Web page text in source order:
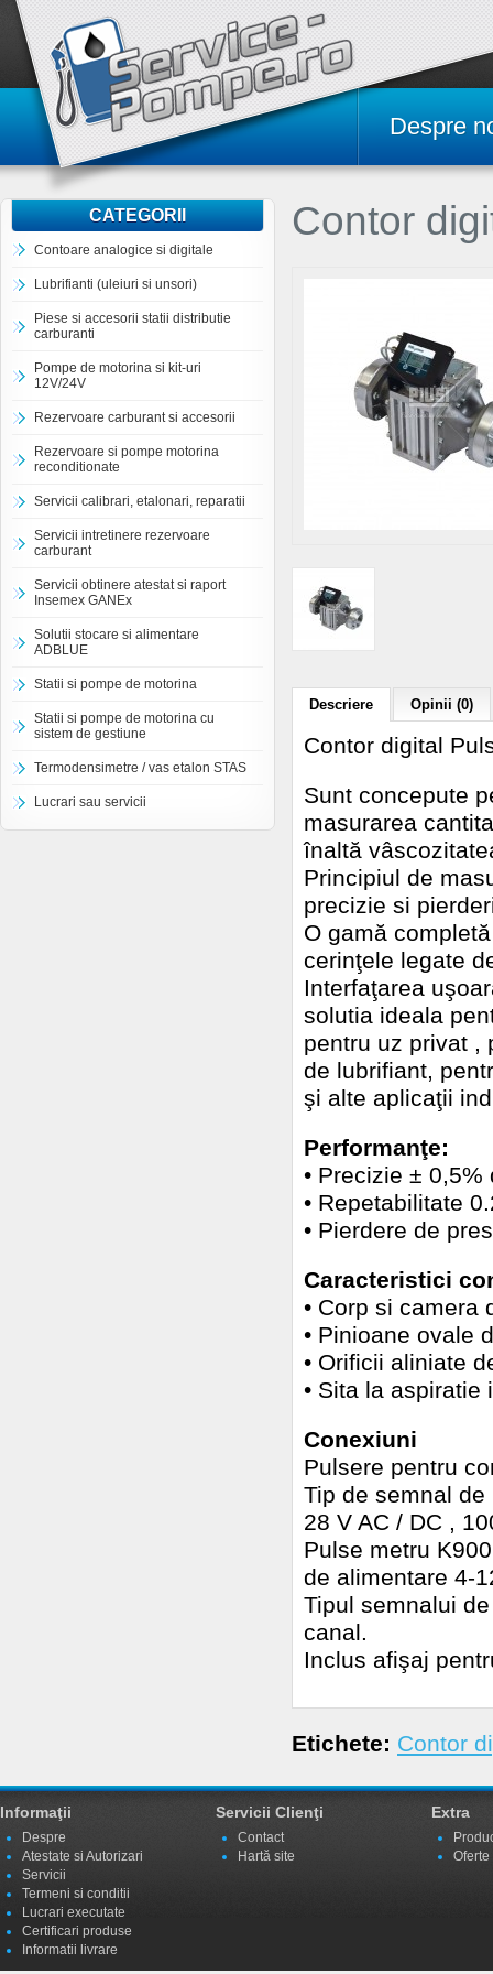
Despre
CATEGORII
Contoare analogice si digitale
Lubrifianti (uleiuri si unsori)
Piese si accesorii statii distributie
carburanti
Pompe de motorina si kit-uri
12V/24V
Rezervoare carburant si accesorii
Rezervoare si pompe motorina
reconditionate
Servicii calibrari, etalonari, reparatii
Servicii intretinere rezervoare
carburant
Servicii obtinere atestat si raport
Insemex GANEx
Solutii stocare si alimentare
ADBLUE
Statii si pompe de motorina
Statii si pompe de motorina cu
sistem de gestiune
Termodensimetre / vas etalon STAS
Lucrari sau servicii
Contor
Descriere Opinii (0)
Contor digital
Sunt concepute
masurarea
înaltă
Principiul de
precizie si
O gamă
cerinţele legate
Interfaţarea
solutia ideala
pentru uz privat ,
de lubrifiant,
şi alte aplicaţii
Performanţe:
• Precizie ±
• Repetabilitate
• Pierdere de
Caracteristici
• Corp si camera
• Pinioane ovale
• Orificii aliniate
• Sita la
Conexiuni
Pulsere pentru
Tip de semnal
28 V AC / DC ,
Pulse metru
de alimentare 4-
Tipul semnalui
canal.
Inclus afişaj
Etichete: Contor
Informaţii
Despre
Atestate si Autorizari
Servicii
Termeni si conditii
Lucrari executate
Certificari produse
Informatii livrare
Servicii Clienţi
Contact
Hartă site
Extra